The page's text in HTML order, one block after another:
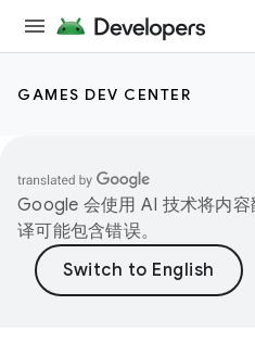
GAMES DEV CENTER
Google 会使用 AI 技术将内
译可能包含错误。